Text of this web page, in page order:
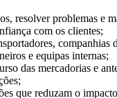
resolver problemas e
com os clientes;
companhias
e equipas internas;
das mercadorias e
que reduzam o